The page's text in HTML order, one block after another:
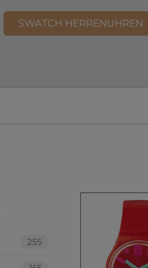
SWATCH HERRENUHREN
255